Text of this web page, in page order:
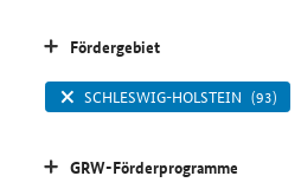
Fördergebiet
SCHLESWIG-HOLSTEIN (93)
GRW-Förderprogramme